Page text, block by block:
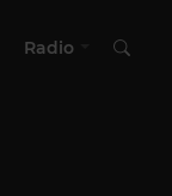
Radio